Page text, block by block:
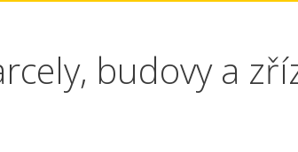
budovy a